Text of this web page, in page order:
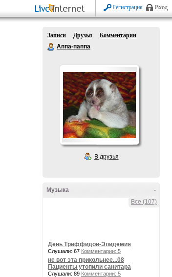
Регистрация Вход
Записи Друзья
Комментарии
Аппа-паппа
В друзья
-
Музыка
Все (107)
День Триффидов-Эпидемия
Слушали: 67 Комментарии: 5
не вот эта прикольнее...08
Пациенты утопили санитара
Слушали: 89 Комментарии: 5